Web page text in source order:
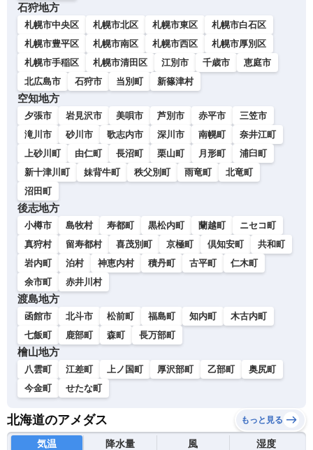
石狩地方
札幌市中央区 札幌市北区 札幌市東区
札幌市白石区
札幌市豊平区
札幌市南区 札幌市西区
札幌市厚別区
札幌市手稲区
札幌市清田区 江別市 千歳市
恵庭市
北広島市
石狩市 当別町 新篠津村
空知地方
夕張市 岩見沢市 美唄市 芦別市 赤平市
三笠市
滝川市
砂川市 歌志内市 深川市 南幌町
奈井江町
上砂川町
由仁町 長沼町 栗山町 月形町
浦臼町
新十津川町
妹背牛町 秩父別町 雨竜町
北竜町
沼田町
後志地方
小樽市 島牧村 寿都町 黒松内町 蘭越町
ニセコ町
真狩村
留寿都村 喜茂別町 京極町 倶知安町
共和町
岩内町
泊村 神恵内村 積丹町 古平町
仁木町
余市町
赤井川村
渡島地方
函館市 北斗市 松前町 福島町 知内町
木古内町
七飯町
鹿部町 森町 長万部町
檜山地方
八雲町 江差町 上ノ国町 厚沢部町 乙部町
奥尻町
今金町
せたな町
北海道のアメダス もっと見る
気温 降水量 風 湿度